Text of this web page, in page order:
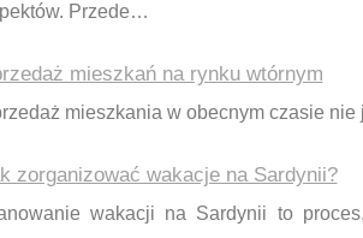
Przede…
mieszkań na rynku wtórnym
mieszkania w obecnym czasie
zorganizować wakacje na Sardynii?
wakacji na Sardynii to